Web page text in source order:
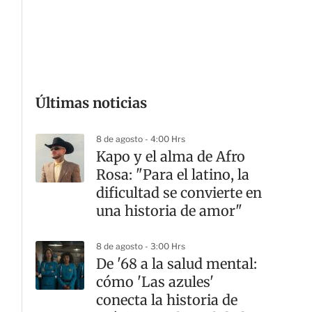
Últimas noticias
8 de agosto - 4:00 Hrs
Kapo y el alma de Afro
Rosa: "Para el latino, la
dificultad se convierte en
una historia de amor"
8 de agosto - 3:00 Hrs
De '68 a la salud mental:
cómo 'Las azules'
conecta la historia de